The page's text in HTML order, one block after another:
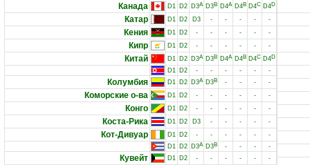
Канада D1 D2 D3A D3B D4A D4B D4C D4D
Катар D1 D2 D3 - - - - -
Кения D1 D2 - - - - - -
Кипр D1 D2 - - - - - -
Китай D1 D2 D3A D3B D4A D4B D4C D4D
D1 D2 - - - - - -
Колумбия D1 D2 D3A D3B - - - -
Коморские о-ва D1 D2 - - - - - -
Конго D1 D2 - - - - - -
Коста-Рика D1 D2 D3 - - - - -
Кот-Дивуар D1 D2 - - - - -
-
D1 D2 D3A D3B - - - -
Кувейт D1 D2 - - - - - -